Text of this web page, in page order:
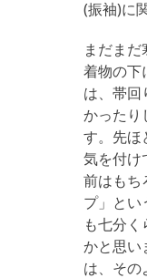
(振袖)に
まだま
着物の下
は、帯回
かったり
す。先ほ
気を付け
前はもち
プ」とい
も七分
かと思い
は、その